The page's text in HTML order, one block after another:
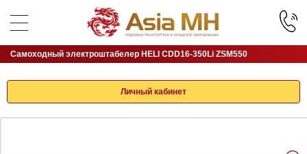
Личный кабинет
Самоходный электроштабелер HELI CDD16-350Li ZSM550